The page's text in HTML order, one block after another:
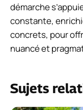
démarche
constante,
concrets, pour
nuancé et
Sujets